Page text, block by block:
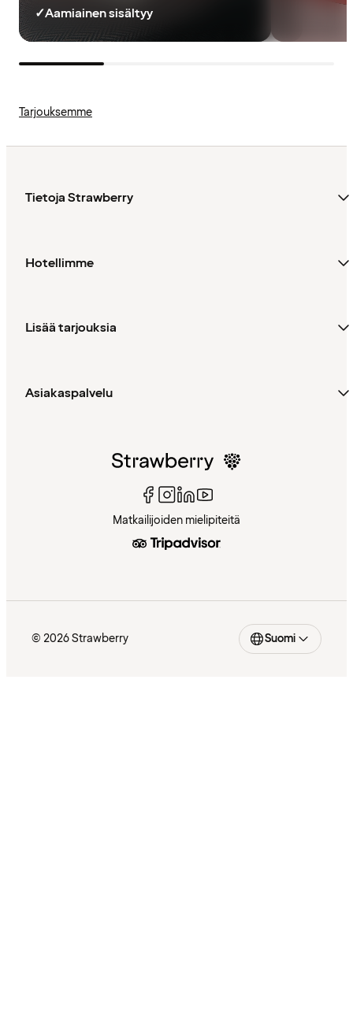
✓Aamiainen sisältyy
Tarjouksemme
Tietoja Strawberry
Hotellimme
Lisää tarjouksia
Asiakaspalvelu
Matkailijoiden mielipiteitä
© 2026 Strawberry Suomi